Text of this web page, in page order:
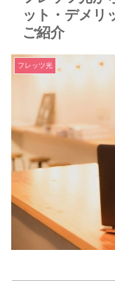
ット・デメリ
ご紹介
フレッツ光